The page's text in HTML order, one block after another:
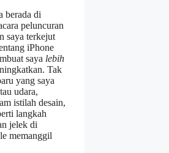
berada di
peluncuran
saya terkejut
iPhone
saya lebih
Tak
yang saya
udara,
istilah desain,
langkah
jelek di
memanggil